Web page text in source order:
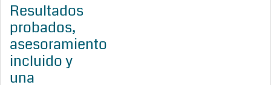
Resultados
probados,
asesoramiento
incluido y
una